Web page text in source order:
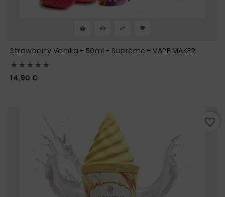
Strawberry Vanilla - 50ml - Suprême - VAPE MAKER
    
14,90 €
favorite_border